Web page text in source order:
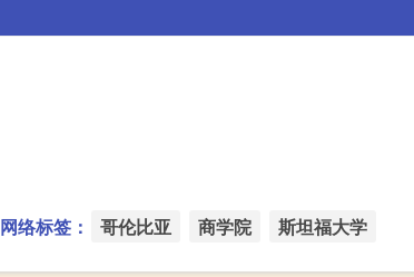
网络标签： 哥伦比亚 商学院 斯坦福大学